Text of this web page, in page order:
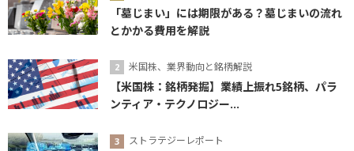
「墓じまい」には期限がある？墓じまいの流れ
とかかる費用を解説
米国株、業界動向と銘柄解説
【米国株：銘柄発掘】業績上振れ5銘柄、パラ
ンティア・テクノロジー...
ストラテジーレポート